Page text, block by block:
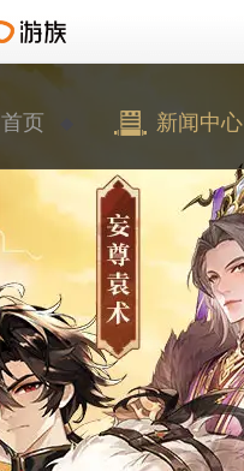
页 新闻中心